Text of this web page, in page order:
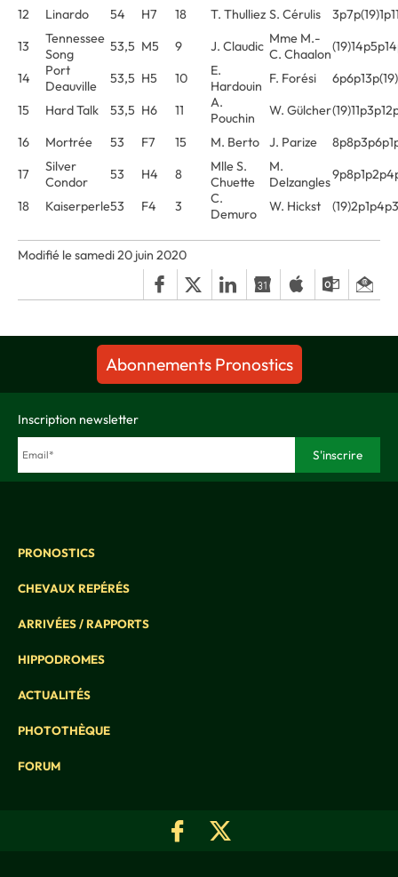
12
Linardo 54 H7 18 T. Thulliez S. Cérulis
13
Tennessee
Song
53,5 M5 9 J. Claudic Mme M.-
C. Chaalon
14
Port
Deauville
53,5 H5 10
E.
Hardouin F. Forési
15
Hard Talk 53,5 H6 11
A.
Pouchin
W. Gülcher
16
Mortrée 53 F7 15 M. Berto J. Parize
17
Silver
Condor
53 H4 8
Mlle S.
Chuette
M.
Delzangles
18
Kaiserperle53 F4 3
C.
Demuro
W. Hickst
Modifié le samedi 20 juin 2020
Abonnements Pronostics
Inscription newsletter
PRONOSTICS
CHEVAUX REPÉRÉS
ARRIVÉES / RAPPORTS
HIPPODROMES
ACTUALITÉS
PHOTOTHÈQUE
FORUM